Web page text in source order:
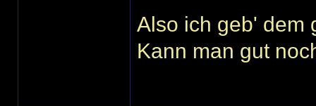
Also ich geb' dem
Kann man gut